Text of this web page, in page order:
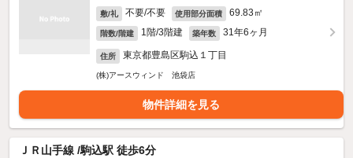
敷/礼 不要/不要 使用部分面積 69.83㎡
階数/階建 1階/3階建 築年数 31年6ヶ月
住所 東京都豊島区駒込１丁目
(株)アースウィンド 池袋店
物件詳細を見る
ＪＲ山手線 /駒込駅 徒歩6分